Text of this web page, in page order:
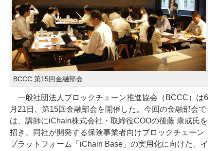
BCCC 第15回金融部会
一般社団法人ブロックチェーン推進協会（BCCC）は6
月21日、第15回金融部会を開催した。今回の金融部会で
は、講師にiChain株式会社・取締役COOの後藤 康成氏を
招き、同社が開発する保険事業者向けブロックチェーン
プラットフォーム「iChain Base」の実用化に向けた、イ